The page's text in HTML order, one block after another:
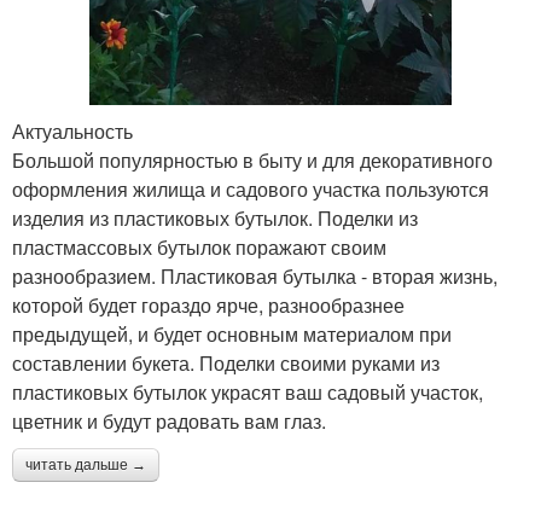
Актуальность
Большой популярностью в быту и для декоративного
оформления жилища и садового участка пользуются
изделия из пластиковых бутылок. Поделки из
пластмассовых бутылок поражают своим
разнообразием. Пластиковая бутылка - вторая жизнь,
которой будет гораздо ярче, разнообразнее
предыдущей, и будет основным материалом при
составлении букета. Поделки своими руками из
пластиковых бутылок украсят ваш садовый участок,
цветник и будут радовать вам глаз.
читать дальше →